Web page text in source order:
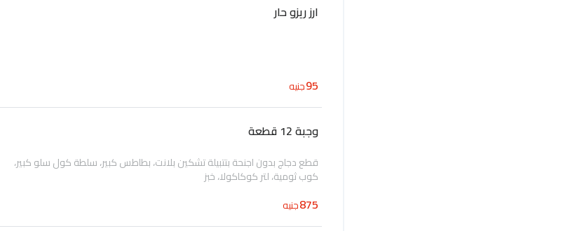
ارز ريزو حار
95جنيه
وجبة 12 قطعة
قطع دجاج بدون اجنحة بتتبيلة تشكين بلانت، بطاطس كبير، سلطة كول سلو كبير،
كوب ثومية، لتر كوكاكولا، خبز
875جنيه